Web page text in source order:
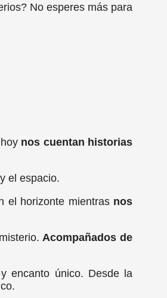
No esperes más para
nos cuentan historias
el espacio.
el horizonte mientras nos
Acompañados de
encanto único. Desde la